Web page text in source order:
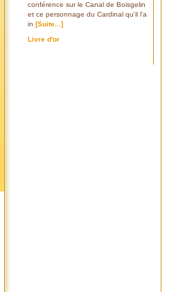
conférence sur le Canal de Boisgelin
et ce personnage du Cardinal qu'il l'a
in [Suite...]
Livre d'or